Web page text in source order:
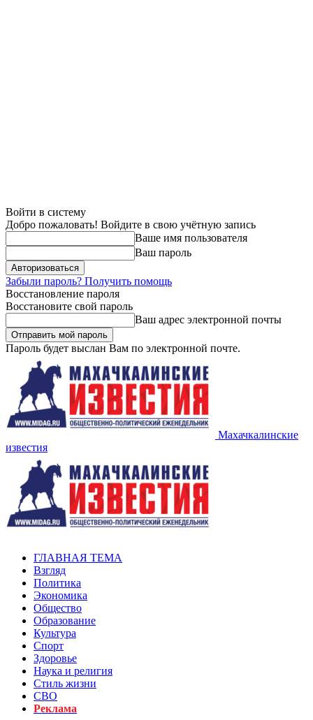
Войти в систему
Добро пожаловать! Войдите в свою учётную запись
Ваше имя пользователя
Ваш пароль
Забыли пароль? Получить помощь
Восстановление пароля
Восстановите свой пароль
Ваш адрес электронной почты
Пароль будет выслан Вам по электронной почте.
Махачкалинские
известия
ГЛАВНАЯ ТЕМА
Взгляд
Политика
Экономика
Общество
Образование
Культура
Спорт
Здоровье
Наука и религия
Стиль жизни
СВО
Реклама